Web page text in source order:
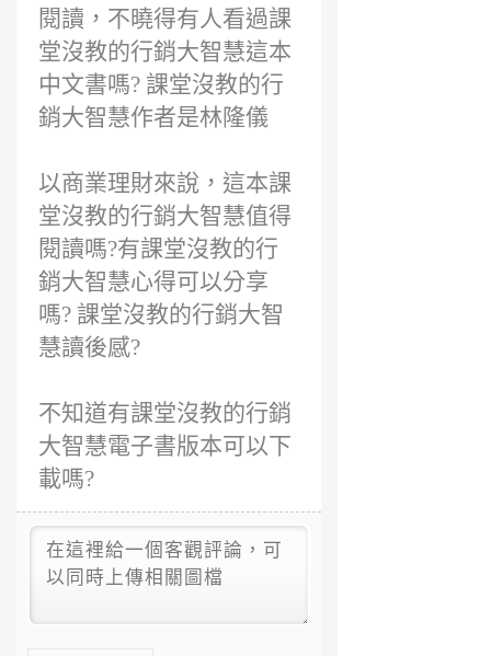
閱讀，不曉得有人看過課
堂沒教的行銷大智慧這本
中文書嗎? 課堂沒教的行
銷大智慧作者是林隆儀
以商業理財來說，這本課
堂沒教的行銷大智慧值得
閱讀嗎?有課堂沒教的行
銷大智慧心得可以分享
嗎? 課堂沒教的行銷大智
慧讀後感?
不知道有課堂沒教的行銷
大智慧電子書版本可以下
載嗎?